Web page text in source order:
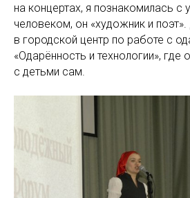
на концертах, я познакомилась с
человеком, он «художник и
в городской центр по работе с
«Одарённость и технологии», где
с детьми сам.